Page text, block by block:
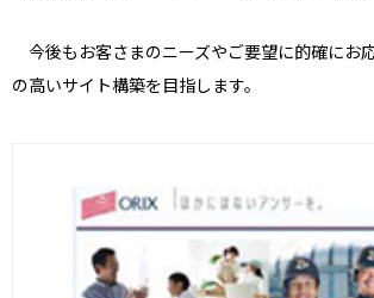
今後もお客さまのニーズやご要望に的確にお
の高いサイト構築を目指します。